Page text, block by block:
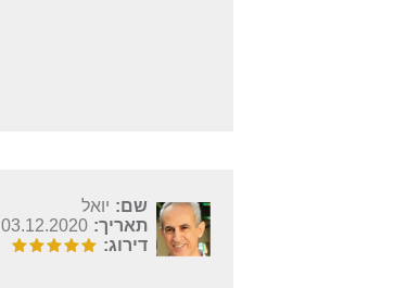
שם: יואל
תאריך: 03.12.2020
דירוג: